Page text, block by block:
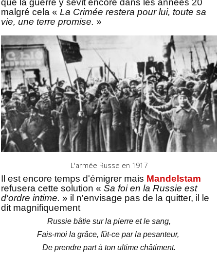
malgré cela « La Crimée restera pour lui, toute sa
vie, une terre promise. »
L'armée Russe en 1917
Il est encore temps d'émigrer mais Mandelstam
refusera cette solution « Sa foi en la Russie est
d'ordre intime. » il n'envisage pas de la quitter, il le
dit magnifiquement
Russie bâtie sur la pierre et le sang,
Fais-moi la grâce, fût-ce par la pesanteur,
De prendre part à ton ultime châtiment.